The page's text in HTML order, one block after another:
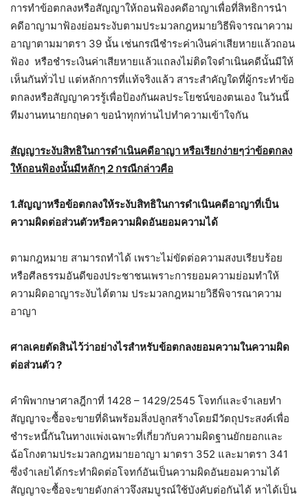
การทำข้อตกลงหรือสัญญาให้ถอนฟ้องคดีอาญาเพื่อที่สิทธิการนำ
คดีอาญามาฟ้องย่อมระงับตามประมวลกฎหมายวิธีพิจารณาความ
อาญาตามมาตรา 39 นั้น เช่นกรณีชำระค่าเงินค่าเสียหายแล้วถอน
ฟ้อง หรือชำระเงินค่าเสียหายแล้วแถลงไม่ติดใจดำเนินคดีนั้นมีให้
เห็นกันทั่วไป แต่หลักการที่แท้จริงแล้ว สาระสำคัญใดที่ผู้กระทำข้อ
ตกลงหรือสัญญาควรรู้เพื่อป้องกันผลประโยชน์ของตนเอง ในวันนี้
ทีมงานทนายกฤษดา ขอนำทุกท่านไปทำความเข้าใจกัน
สัญญาระงับสิทธิในการดำเนินคดีอาญา หรือเรียกง่ายๆว่าข้อตกลง
ให้ถอนฟ้องนั้นมีหลักๆ 2 กรณีกล่าวคือ
1.สัญญาหรือข้อตกลงให้ระงับสิทธิในการดำเนินคดีอาญาที่เป็น
ความผิดต่อส่วนตัวหรือความผิดอันยอมความได้
ตามกฎหมาย สามารถทำได้ เพราะไม่ขัดต่อความสงบเรียบร้อย
หรือศีลธรรมอันดีของประชาชนเพราะการยอมความย่อมทำให้
ความผิดอาญาระงับได้ตาม ประมวลกฎหมายวิธีพิจารณาความ
อาญา
ศาลเคยตัดสินไว้ว่าอย่างไรสำหรับข้อตกลงยอมความในความผิด
ต่อส่วนตัว ?
คำพิพากษาศาลฎีกาที่ 1428 – 1429/2545 โจทก์และจำเลยทำ
สัญญาจะซื้อจะขายที่ดินพร้อมสิ่งปลูกสร้างโดยมีวัตถุประสงค์เพื่อ
ชำระหนี้กันในทางแพ่งเฉพาะที่เกี่ยวกับความผิดฐานยักยอกและ
ฉ้อโกงตามประมวลกฎหมายอาญา มาตรา 352 และมาตรา 341
ซึ่งจำเลยได้กระทำผิดต่อโจทก์อันเป็นความผิดอันยอมความได้
สัญญาจะซื้อจะขายดังกล่าวจึงสมบูรณ์ใช้บังคับต่อกันได้ หาได้เป็น